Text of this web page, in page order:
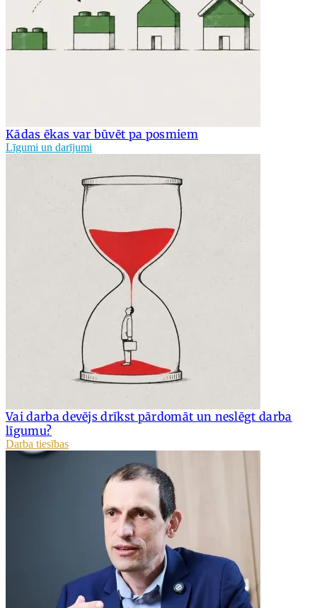
Kādas ēkas var būvēt pa posmiem
Līgumi un darījumi
Vai darba devējs drīkst pārdomāt un neslēgt darba
līgumu?
Darba tiesības